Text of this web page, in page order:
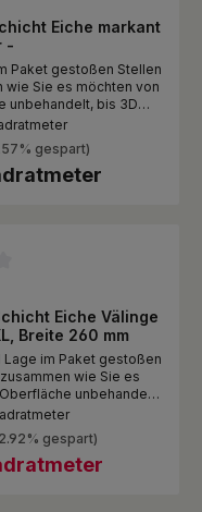
Eiche markant
-
Paket gestoßen Stellen
wie Sie es möchten von
unbehandelt, bis 3D
Oberfläche.
gespart)
Eiche Välinge
Breite 260 mm
im Paket gestoßen
wie Sie es
unbehandelt,
Oberfläche.
gespart)